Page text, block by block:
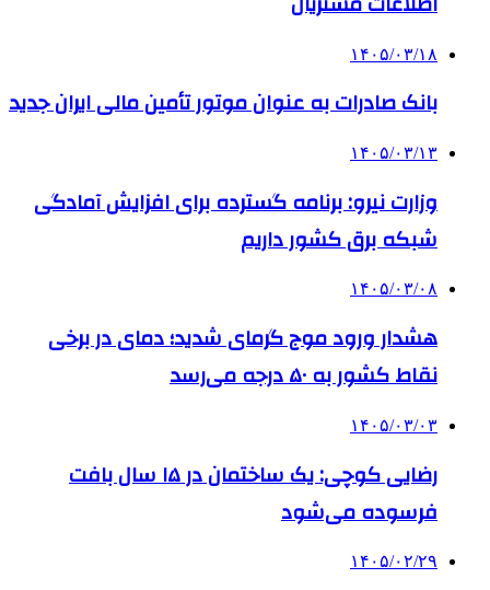
۱۴۰۵/۰۳/۱۸
بانک صادرات به‌ عنوان موتور تأمین مالی ایران جدید
۱۴۰۵/۰۳/۱۳
وزارت نیرو: برنامه‌ گسترده برای افزایش آمادگی
شبکه برق کشور داریم
۱۴۰۵/۰۳/۰۸
هشدار ورود موج گرمای شدید؛ دمای در برخی
نقاط کشور به ۵۰ درجه می‌رسد
۱۴۰۵/۰۳/۰۳
رضایی کوچی: یک ساختمان در ۱۵ سال بافت
فرسوده می‌شود
۱۴۰۵/۰۲/۲۹